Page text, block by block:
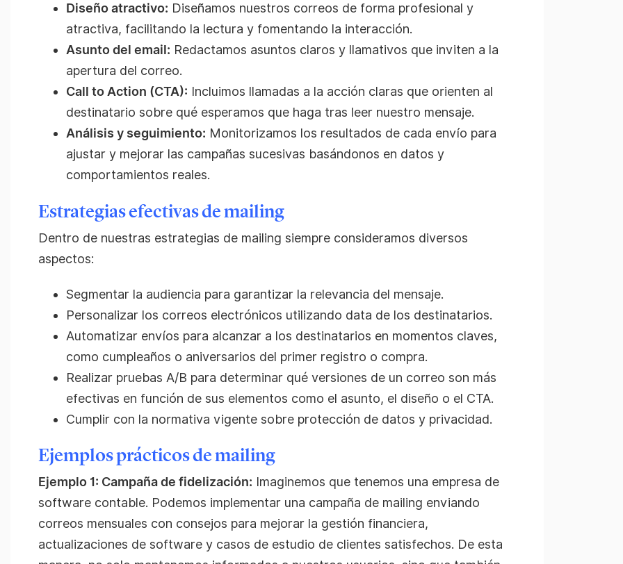
Diseño atractivo: Diseñamos nuestros correos de forma profesional y
atractiva, facilitando la lectura y fomentando la interacción.
Asunto del email: Redactamos asuntos claros y llamativos que inviten a la
apertura del correo.
Call to Action (CTA): Incluimos llamadas a la acción claras que orienten al
destinatario sobre qué esperamos que haga tras leer nuestro mensaje.
Análisis y seguimiento: Monitorizamos los resultados de cada envío para
ajustar y mejorar las campañas sucesivas basándonos en datos y
comportamientos reales.
Estrategias efectivas de mailing
Dentro de nuestras estrategias de mailing siempre consideramos diversos
aspectos:
Segmentar la audiencia para garantizar la relevancia del mensaje.
Personalizar los correos electrónicos utilizando data de los destinatarios.
Automatizar envíos para alcanzar a los destinatarios en momentos claves,
como cumpleaños o aniversarios del primer registro o compra.
Realizar pruebas A/B para determinar qué versiones de un correo son más
efectivas en función de sus elementos como el asunto, el diseño o el CTA.
Cumplir con la normativa vigente sobre protección de datos y privacidad.
Ejemplos prácticos de mailing
Ejemplo 1: Campaña de fidelización: Imaginemos que tenemos una empresa de
software contable. Podemos implementar una campaña de mailing enviando
correos mensuales con consejos para mejorar la gestión financiera,
actualizaciones de software y casos de estudio de clientes satisfechos. De esta